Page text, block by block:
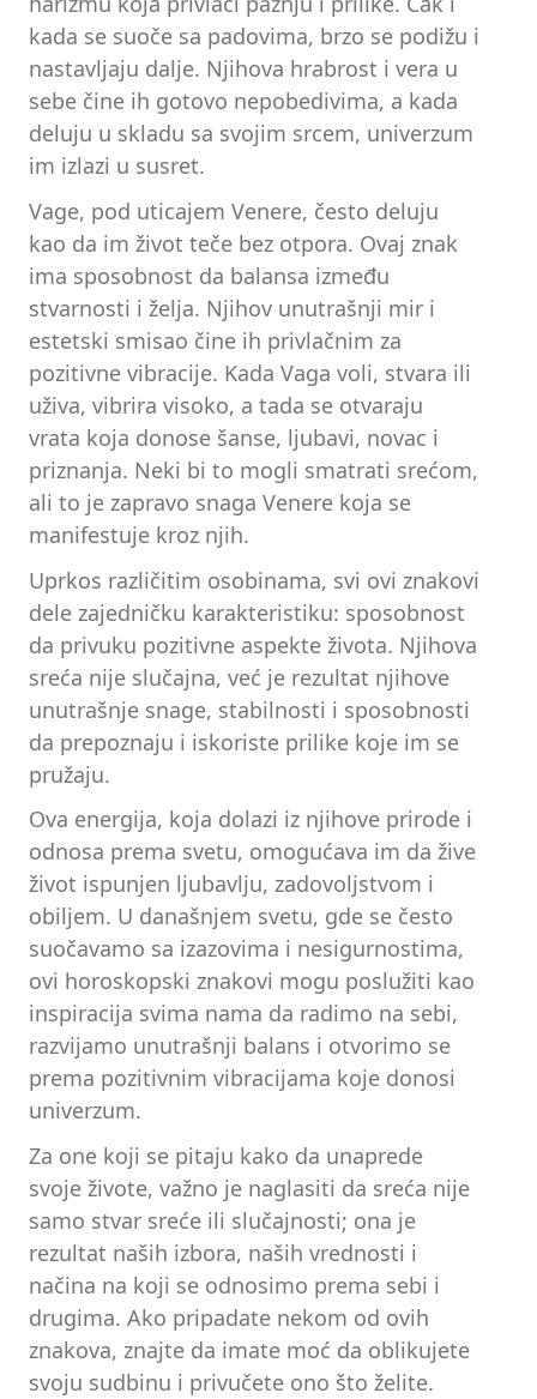
kada se suoče sa padovima, brzo se podižu i
nastavljaju dalje. Njihova hrabrost i vera u
sebe čine ih gotovo nepobedivima, a kada
deluju u skladu sa svojim srcem, univerzum
im izlazi u susret.
Vage, pod uticajem Venere, često deluju
kao da im život teče bez otpora. Ovaj znak
ima sposobnost da balansa između
stvarnosti i želja. Njihov unutrašnji mir i
estetski smisao čine ih privlačnim za
pozitivne vibracije. Kada Vaga voli, stvara ili
uživa, vibrira visoko, a tada se otvaraju
vrata koja donose šanse, ljubavi, novac i
priznanja. Neki bi to mogli smatrati srećom,
ali to je zapravo snaga Venere koja se
manifestuje kroz njih.
Uprkos različitim osobinama, svi ovi znakovi
dele zajedničku karakteristiku: sposobnost
da privuku pozitivne aspekte života. Njihova
sreća nije slučajna, već je rezultat njihove
unutrašnje snage, stabilnosti i sposobnosti
da prepoznaju i iskoriste prilike koje im se
pružaju.
Ova energija, koja dolazi iz njihove prirode i
odnosa prema svetu, omogućava im da žive
život ispunjen ljubavlju, zadovoljstvom i
obiljem. U današnjem svetu, gde se često
suočavamo sa izazovima i nesigurnostima,
ovi horoskopski znakovi mogu poslužiti kao
inspiracija svima nama da radimo na sebi,
razvijamo unutrašnji balans i otvorimo se
prema pozitivnim vibracijama koje donosi
univerzum.
Za one koji se pitaju kako da unaprede
svoje živote, važno je naglasiti da sreća nije
samo stvar sreće ili slučajnosti; ona je
rezultat naših izbora, naših vrednosti i
načina na koji se odnosimo prema sebi i
drugima. Ako pripadate nekom od ovih
znakova, znajte da imate moć da oblikujete
svoju sudbinu i privučete ono što želite.